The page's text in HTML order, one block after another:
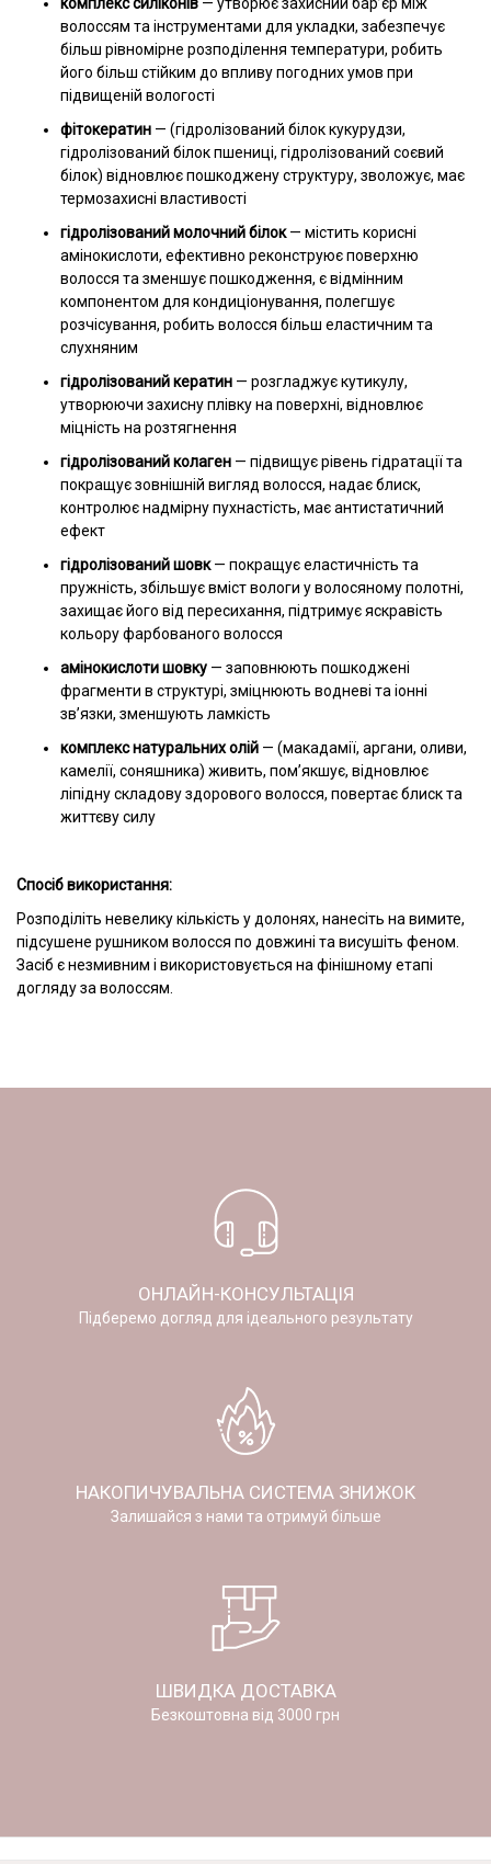
волоссям та інструментами для укладки, забезпечує
більш рівномірне розподілення температури, робить
його більш стійким до впливу погодних умов при
підвищеній вологості
фітокератин — (гідролізований білок кукурудзи,
гідролізований білок пшениці, гідролізований соєвий
білок) відновлює пошкоджену структуру, зволожує, має
термозахисні властивості
гідролізований молочний білок— містить корисні
амінокислоти, ефективно реконструює поверхню
волосся та зменшує пошкодження, є відмінним
компонентом для кондиціонування, полегшує
розчісування, робить волосся більш еластичним та
слухняним
гідролізований кератин — розгладжує кутикулу,
утворюючи захисну плівку на поверхні, відновлює
міцність на розтягнення
гідролізований колаген — підвищує рівень гідратації та
покращує зовнішній вигляд волосся, надає блиск,
контролює надмірну пухнастість, має антистатичний
ефект
гідролізований шовк— покращує еластичність та
пружність, збільшує вміст вологи у волосяному полотні,
захищає його від пересихання, підтримує яскравість
кольору фарбованого волосся
амінокислоти шовку — заповнюють пошкоджені
фрагменти в структурі, зміцнюють водневі та іонні
зв’язки, зменшують ламкість
комплекс натуральних олій — (макадамії, аргани, оливи,
камелії, соняшника) живить, пом’якшує, відновлює
ліпідну складову здорового волосся, повертає блиск та
життєву силу
Спосіб використання:
Розподіліть невелику кількість у долонях, нанесіть на вимите,
підсушене рушником волосся по довжині та висушіть феном.
Засіб є незмивним і використовується на фінішному етапі
догляду за волоссям.
ОНЛАЙН-КОНСУЛЬТАЦІЯ
Підберемо догляд для ідеального результату
НАКОПИЧУВАЛЬНА СИСТЕМА ЗНИЖОК
Залишайся з нами та отримуй більше
ШВИДКА ДОСТАВКА
Безкоштовна від 3000 грн